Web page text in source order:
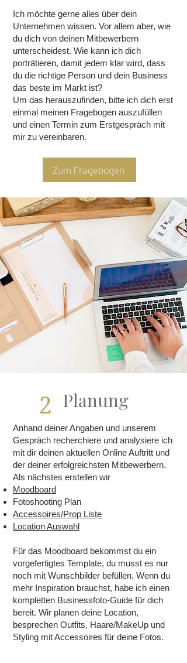
Ich möchte gerne alles über dein
Unternehmen wissen. Vor allem aber, wie
du dich von deinen Mitbewerbern
unterscheidest. Wie kann ich dich
porträtieren, damit jedem klar wird, dass
du die richtige Person und dein Business
das beste im Markt ist?
Um das herauszufinden, bitte ich dich erst
einmal meinen Fragebogen auszufüllen
und einen Termin zum Erstgespräch mit
mir zu vereinbaren.
Zum Fragebogen
2 Planung
Anhand deiner Angaben und unserem
Gespräch recherchiere und analysiere ich
mit dir deinen aktuellen Online Auftritt und
der deiner erfolgreichsten Mitbewerbern.
Als nächstes erstellen wir
Moodboard
Fotoshooting Plan
Accessoires/Prop Liste
Location Auswahl
Für das Moodboard bekommst du ein
vorgefertigtes Template, du musst es nur
noch mit Wunschbilder befüllen. Wenn du
mehr Inspiration brauchst, habe ich einen
kompletten Businessfoto-Guide für dich
bereit. Wir planen deine Location,
besprechen Outfits, Haare/MakeUp und
Styling mit Accessoires für deine Fotos.